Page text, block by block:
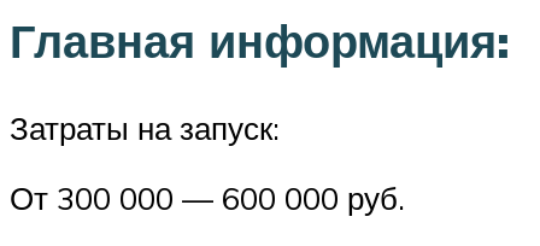
Главная информация:
Затраты на запуск:
От 300 000 — 600 000 руб.